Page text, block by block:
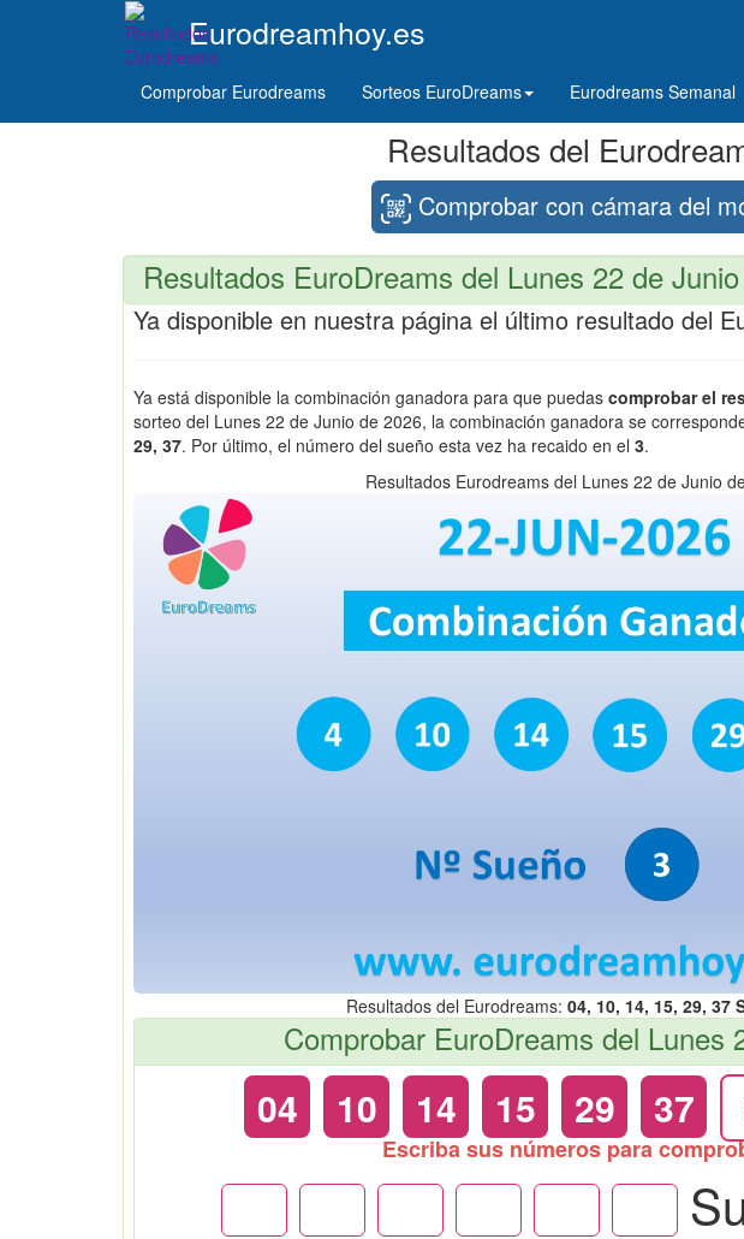
Eurodreamhoy.es
Comprobar Eurodreams Sorteos EuroDreams Eurodreams Semanal
Resultados del
Comprobar con cámara del
Resultados EuroDreams del Lunes 22 de
Ya disponible en nuestra página el último resultado del
Ya está disponible la combinación ganadora para que puedas comprobar el
sorteo del Lunes 22 de Junio de 2026, la combinación ganadora se
29, 37. Por último, el número del sueño esta vez ha recaido en el 3.
Resultados Eurodreams del Lunes 22 de Junio
Resultados del Eurodreams: 04, 10, 14, 15, 29, 37
Comprobar EuroDreams del Lunes
04 10 14 15 29 37
Escriba sus números para